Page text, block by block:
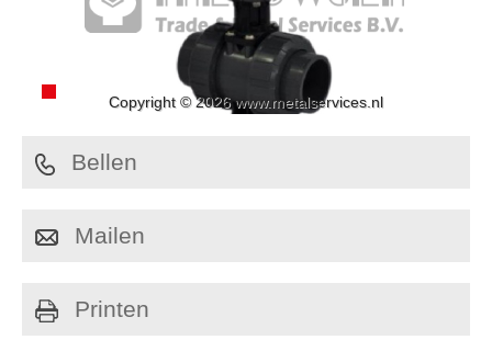
Copyright © 2026 www.metalservices.nl
Bellen
Mailen
Printen